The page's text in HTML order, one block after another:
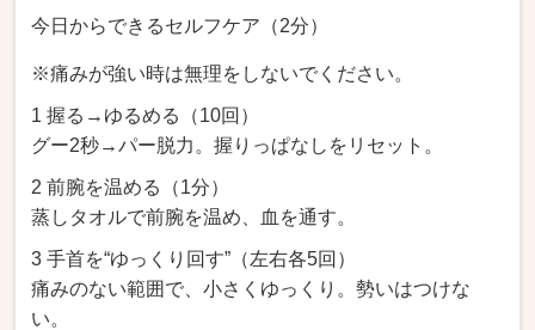
今日からできるセルフケア（2分）
※痛みが強い時は無理をしないでください。
1 握る→ゆるめる（10回）
グー2秒→パー脱力。握りっぱなしをリセット。
2 前腕を温める（1分）
蒸しタオルで前腕を温め、血を通す。
3 手首を“ゆっくり回す”（左右各5回）
痛みのない範囲で、小さくゆっくり。勢いはつけな
い。